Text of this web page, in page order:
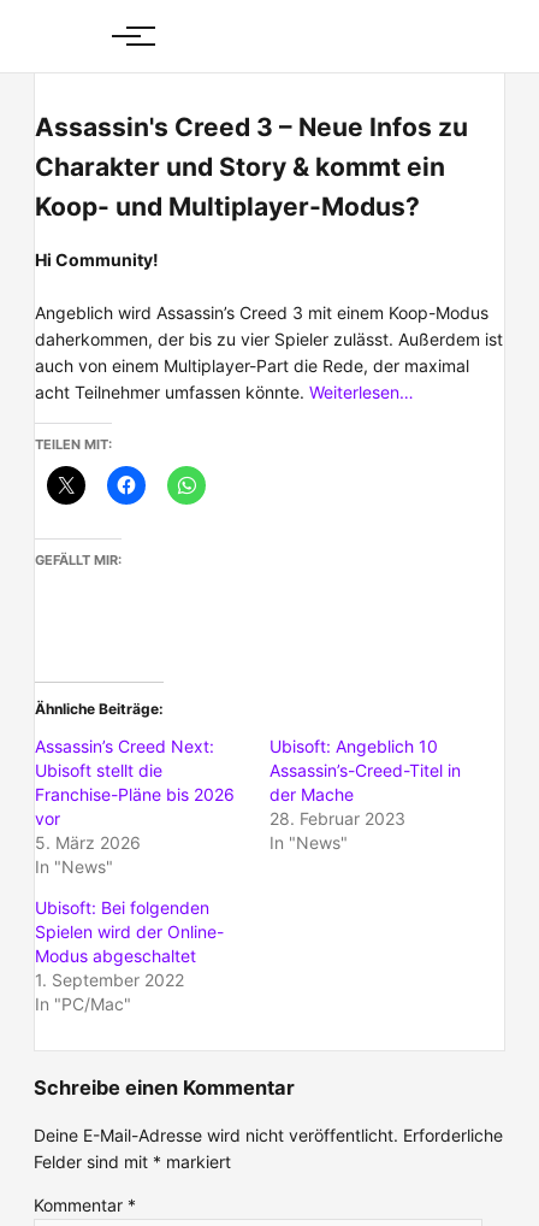
content
Assassin's Creed 3 – Neue Infos zu
Charakter und Story & kommt ein
Koop- und Multiplayer-Modus?
Hi Community!
Angeblich wird Assassin’s Creed 3 mit einem Koop-Modus
daherkommen, der bis zu vier Spieler zulässt. Außerdem ist
auch von einem Multiplayer-Part die Rede, der maximal
acht Teilnehmer umfassen könnte. Weiterlesen…
TEILEN MIT:
GEFÄLLT MIR:
Ähnliche Beiträge
Assassin’s Creed Next:
Ubisoft stellt die
Franchise-Pläne bis 2026
vor
5. März 2026
In "News"
Ubisoft: Angeblich 10
Assassin’s-Creed-Titel in
der Mache
28. Februar 2023
In "News"
Ubisoft: Bei folgenden
Spielen wird der Online-
Modus abgeschaltet
1. September 2022
In "PC/Mac"
Schreibe einen Kommentar
Deine E-Mail-Adresse wird nicht veröffentlicht. Erforderliche
Felder sind mit * markiert
Kommentar *